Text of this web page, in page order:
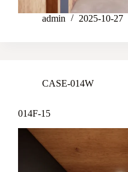
admin 2025-10-27
CASE-014W
014F-15